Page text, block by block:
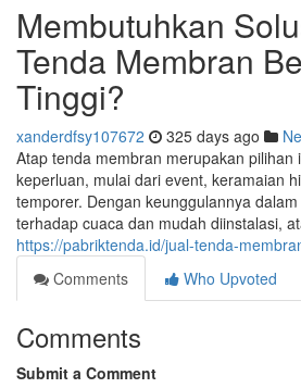
Membutuhkan
Tenda Membran
Tinggi?
xanderdfsy107672 325 days ago
Atap tenda membran merupakan pilihan
keperluan, mulai dari event, keramaian
temporer. Dengan keunggulannya
terhadap cuaca dan mudah diinstalasi,
https://pabriktenda.id/jual-tenda-
Comments
Who Upvoted
Comments
Submit a Comment